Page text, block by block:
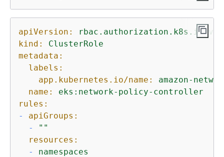
apiVersion:
rbac.authorization.k8s.io/v1
kind:
ClusterRole
metadata:
labels:
app.kubernetes.io/name:
amazon-
name:
eks:network-policy-controller
rules:
-
apiGroups:
-
""
resources:
-
namespaces